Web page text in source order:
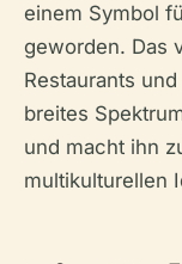
einem Symbol
geworden. Das
Restaurants
breites
und macht ihn
multikulturellen